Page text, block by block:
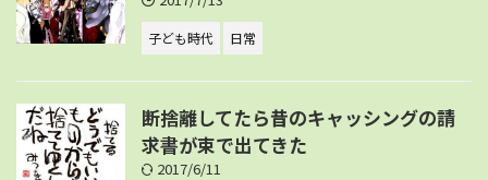
子ども時代 日常
断捨離してたら昔のキャッシングの請
求書が束で出てきた
2017/6/11